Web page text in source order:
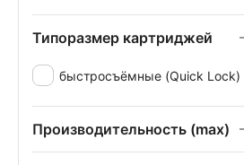
Типоразмер картриджей
быстросъёмные (Quick Lock)
Производительность (max)